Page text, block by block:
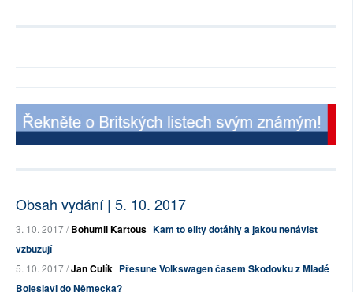
Obsah vydání | 5. 10. 2017
3. 10. 2017 /Bohumil Kartous Kam to elity dotáhly a jakou nenávist
vzbuzují
5. 10. 2017 /Jan Čulík Přesune Volkswagen časem Škodovku z Mladé
Boleslavi do Německa?